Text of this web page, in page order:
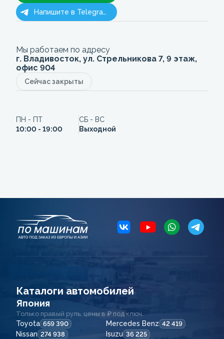
Напишите в Telegram
Мы работаем по адресу
г. Владивосток, ул. Стрельникова 7, 9 этаж,
офис 904
Сейчас закрыты
ПН - ПТ
10:00 - 19:00
СБ - ВС
Выходной
Каталоги автомобилей
Япония
Только правый руль, цены в ₽ под ключ.
Toyota 659 390 Mercedes Benz 42 419
Nissan 274 938 Isuzu 36 225